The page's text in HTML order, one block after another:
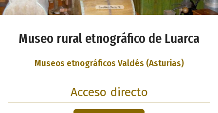
Museo rural etnográfico de Luarca
Museos etnográficos Valdés (Asturias)
Acceso directo